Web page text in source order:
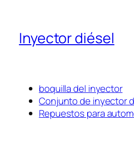
Inyector diésel
boquilla del inyector
Conjunto de inyector
Repuestos para